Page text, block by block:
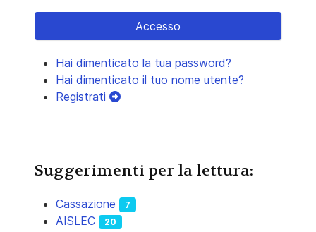
Accesso
Hai dimenticato la tua password?
Hai dimenticato il tuo nome utente?
Registrati
Suggerimenti per la lettura:
Cassazione 7
AISLEC 20